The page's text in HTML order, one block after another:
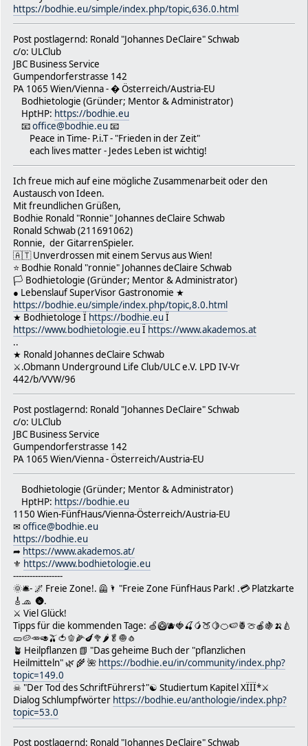
https://bodhie.eu/simple/index.php/topic,636.0.html
Post postlagernd: Ronald "Johannes DeClaire" Schwab
c/o: ULClub
JBC Business Service
Gumpendorferstrasse 142
PA 1065 Wien/Vienna - � Österreich/Austria-EU
Bodhietologie (Gründer; Mentor & Administrator)
HptHP: https://bodhie.eu
📧office@bodhie.eu📧
Peace in Time- P.i.T - "Frieden in der Zeit"
each lives matter - Jedes Leben ist wichtig!
Ich freue mich auf eine mögliche Zusammenarbeit oder den
Austausch von Ideen.
Mit freundlichen Grüßen,
Bodhie Ronald "Ronnie" Johannes deClaire Schwab
Ronald Schwab (211691062)
Ronnie, der GitarrenSpieler.
🇦🇹 Unverdrossen mit einem Servus aus Wien!
⭐️ Bodhie Ronald "ronnie" Johannes deClaire Schwab
🏳 Bodhietologie (Gründer; Mentor & Administrator)
● Lebenslauf SuperVisor Gastronomie ★
https://bodhie.eu/simple/index.php/topic,8.0.html
★ Bodhietologe Ï https://bodhie.euÏ
https://www.bodhietologie.euÏ https://www.akademos.at
..
★ Ronald Johannes deClaire Schwab
⚔.Obmann Underground Life Club/ULC e.V. LPD IV-Vr
442/b/VVW/96
Post postlagernd: Ronald "Johannes DeClaire" Schwab
c/o: ULClub
JBC Business Service
Gumpendorferstrasse 142
PA 1065 Wien/Vienna - Österreich/Austria-EU
Bodhietologie (Gründer; Mentor & Administrator)
HptHP: https://bodhie.eu
1150 Wien-FünfHaus/Vienna-Österreich/Austria-EU
✉ office@bodhie.eu
https://bodhie.eu
➦ https://www.akademos.at/
⚜ https://www.bodhietologie.eu
------------------
🌞🛎- 🌌 Freie Zone!. 🦺🌂 "Freie Zone FünfHaus Park! .💳 Platzkarte
🎸🧢 🌚.
⚔ Viel Glück!
Tipps für die kommenden Tage: 🍏🥝🫐🍓🍒🥭🍑🍋🍊🍉🍍🍈🍎🍇🍌🍐
🥒🥔🥕🥑🫒🍅🫑🌽🍆🥦🌶🥬🧅🧄
🪴 Heilpflanzen 📗 "Das geheime Buch der "pflanzlichen
Heilmitteln" 🌿 🌾 🌺 https://bodhie.eu/in/community/index.php?
topic=149.0
☠ "Der Tod des SchriftFührers†"☯ Studiertum Kapitel XÏÏÏ*⚔
Dialog Schlumpfwörter https://bodhie.eu/anthologie/index.php?
topic=53.0
Post postlagernd: Ronald "Johannes DeClaire" Schwab